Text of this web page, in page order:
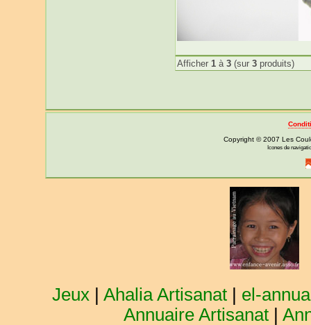
Afficher 1 à 3 (sur 3 produits)
Copyright © 2007 Les
Icones de
Jeux Ahalia Artisanat
el-
Annuaire Artisanat